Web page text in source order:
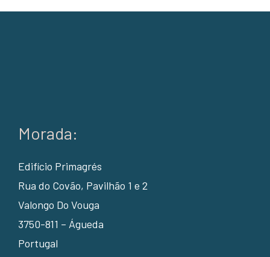
Morada:
Edifício Primagrés
Rua do Covão, Pavilhão 1 e 2
Valongo Do Vouga
3750-811 – Águeda
Portugal